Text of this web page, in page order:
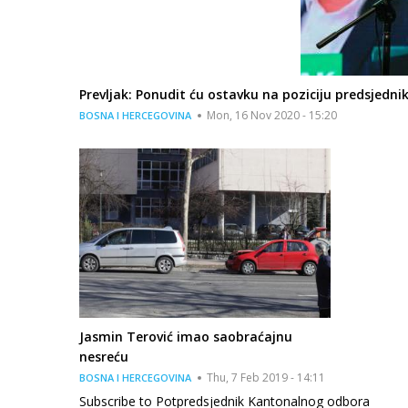
Prevljak: Ponudit ću ostavku na poziciju
BOSNA I HERCEGOVINA Mon, 16 Nov 2020 - 15:20
Jasmin Terović imao saobraćajnu
nesreću
BOSNA I HERCEGOVINA Thu, 7 Feb 2019 - 14:11
Subscribe to Potpredsjednik Kantonalnog odbora